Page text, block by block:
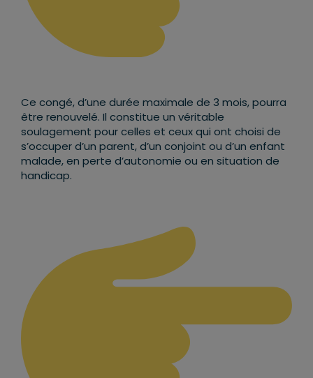
Ce congé, d’une durée maximale de 3 mois, pourra
être renouvelé. Il constitue un véritable
soulagement pour celles et ceux qui ont choisi de
s’occuper d’un parent, d’un conjoint ou d’un enfant
malade, en perte d’autonomie ou en situation de
handicap.